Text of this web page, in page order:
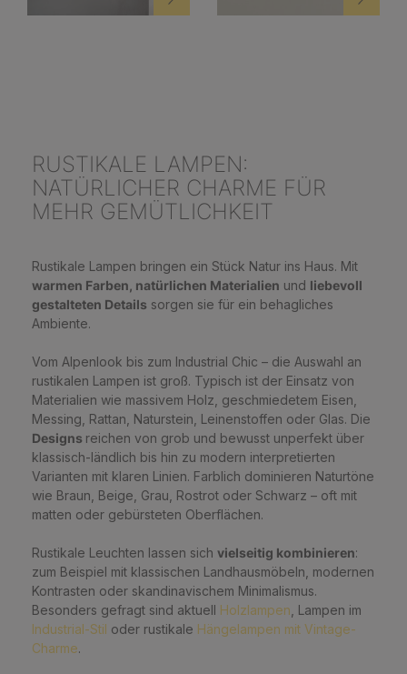
RUSTIKALE LAMPEN:
NATÜRLICHER CHARME FÜR
MEHR GEMÜTLICHKEIT
Rustikale Lampen bringen ein Stück Natur ins Haus. Mit
warmen Farben, natürlichen Materialien und liebevoll
gestalteten Details sorgen sie für ein behagliches
Ambiente.
Vom Alpenlook bis zum Industrial Chic – die Auswahl an
rustikalen Lampen ist groß. Typisch ist der Einsatz von
Materialien wie massivem Holz, geschmiedetem Eisen,
Messing, Rattan, Naturstein, Leinenstoffen oder Glas. Die
Designs reichen von grob und bewusst unperfekt über
klassisch-ländlich bis hin zu modern interpretierten
Varianten mit klaren Linien. Farblich dominieren Naturtöne
wie Braun, Beige, Grau, Rostrot oder Schwarz – oft mit
matten oder gebürsteten Oberflächen.
Rustikale Leuchten lassen sich vielseitig kombinieren:
zum Beispiel mit klassischen Landhausmöbeln, modernen
Kontrasten oder skandinavischem Minimalismus.
Besonders gefragt sind aktuell Holzlampen , Lampen im
Industrial-Stil oder rustikale Hängelampen mit Vintage-
Charme.